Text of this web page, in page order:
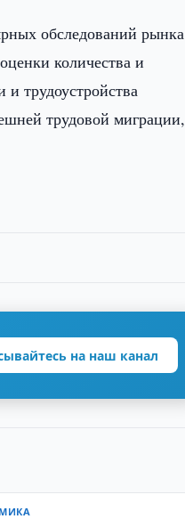
обследований рынка
количества и
трудоустройства
трудовой миграции,
на наш канал